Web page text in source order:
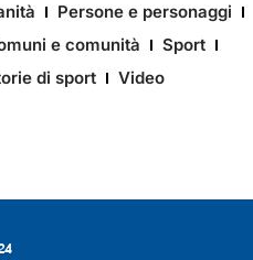
Persone e personaggi
e comunità
Sport
di sport
Video